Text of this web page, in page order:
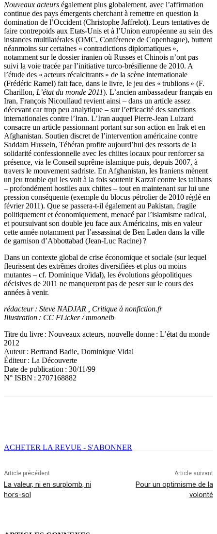
Nouveaux acteurs également plus globalement, avec l’affirmation
continue des pays émergents cherchant à remettre en question la
domination de l’Occident (Christophe Jaffrelot). Leurs tentatives de
faire contrepoids aux Etats-Unis et à l’Union européenne au sein des
instances multilatérales (OMC, Conférence de Copenhague), buttent
néanmoins sur certaines « contradictions diplomatiques »,
notamment sur le dossier iranien où Russes et Chinois n’ont pas
suivi la voie tracée par l’initiative turco-brésilienne de 2010. A
l’étude des « acteurs récalcitrants » de la scène internationale
(Frédéric Ramel) fait face, dans le livre, le jeu des « trublions » (F.
Charillon, L’état du monde 2011). L’ancien ambassadeur français en
Iran, François Nicoullaud revient ainsi – dans un article assez
décevant car trop peu analytique – sur l’efficacité des sanctions
internationales contre l’Iran. L’Iran auquel Pierre-Jean Luizard
consacre un article passionnant portant sur son action en Irak et en
Afghanistan. Soutien discret de l’intervention américaine contre
Saddam Hussein, Téhéran profite aujourd’hui des ressorts de la
solidarité confessionnelle avec les chiites locaux pour renforcer sa
présence, via le Conseil suprême islamique puis, depuis 2007, à
travers le mouvement sadriste. En Afghanistan, les Iraniens mènent
un jeu trouble qui les voit à la fois soutenir Karzaï contre les talibans
– profondément hostiles aux chiites – tout en maintenant sur lui une
pression conséquente (exemple du blocus pétrolier de 2010 réglé en
février 2011). Que se passera-t-il également au Pakistan, fragile
politiquement et économiquement, menacé par l’islamisme radical,
et poursuivant son double jeu face aux Américains, mis en valeur
cette année notamment par l’assassinat de Ben Laden dans la ville
de garnison d’Abbottabad (Jean-Luc Racine) ?
Dans un contexte global de crise économique et sociale (sur lequel
fleurissent des extrêmes droites diversifiées et plus ou moins
mutantes – cf. Dominique Vidal), les évolutions géopolitiques
décisives de 2011 ne manqueront pas de peser sur le cours des
années à venir.
rédacteur : Steve NADJAR , Critique à nonfiction.fr
Illustration : CC FLicker / mmoneib
Titre du livre : Nouveaux acteurs, nouvelle donne : L’état du monde
2012
Auteur : Bertrand Badie, Dominique Vidal
Éditeur : La Découverte
Date de publication : 30/11/99
N° ISBN : 2707168882
ACHETER LA REVUE - S'ABONNER
Article précédent
La valeur, ni en surplomb, ni
hors-sol
Article suivant
Pour un optimisme de la
volonté